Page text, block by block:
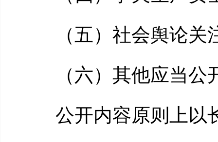
（五）社会舆论关
（六）其他应当公
公开内容原则上以长